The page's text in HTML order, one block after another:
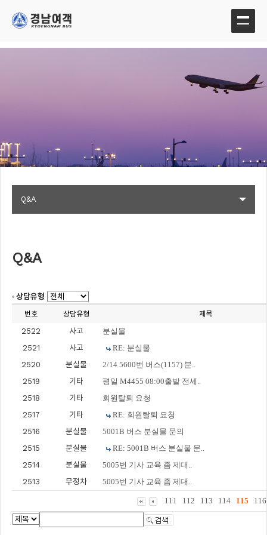
Q&A
Q&A
상담유형
번호 상담유형 제목
2522 사고
분실물
2521
사고
RE: 분실물
2520
분실물
2/14 5600번 버스(1157) 분..
2519
기타
평일 M4455 08:00출발 전세..
2518
기타
회원탈퇴 요청
2517
기타
RE: 회원탈퇴 요청
2516
분실물
5001B 버스 분실물 문의
2515
분실물
RE: 5001B 버스 분실물 문..
2514
분실물
5005번 기사 교육 좀 제대..
2513
무정차 5005번 기사 교육 좀 제대..
111 112 113 114 115 116